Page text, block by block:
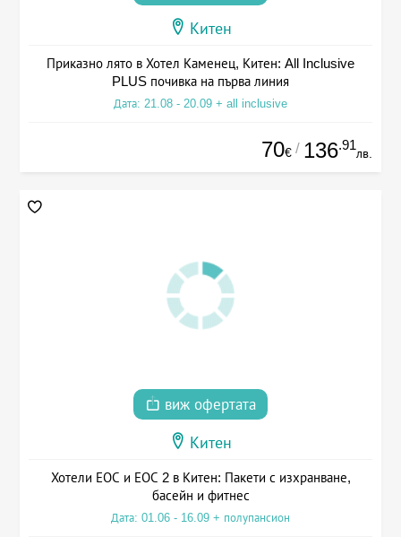
Китен
Приказно лято в Хотел Каменец, Китен: All Inclusive
PLUS почивка на първа линия
Дата: 21.08 - 20.09 + all inclusive
70€ / 136.91
лв.
виж офертата
Китен
Хотели ЕОС и ЕОС 2 в Китен: Пакети с изхранване,
басейн и фитнес
Дата: 01.06 - 16.09 + полупансион